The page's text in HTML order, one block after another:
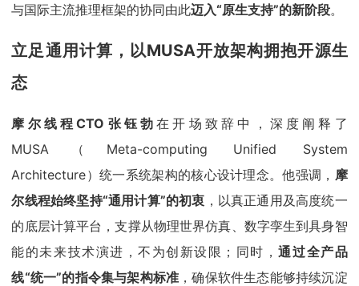
与国际主流推理框架的协同由此迈入“原生支持”的新阶段。
立足通用计算， 以MUSA开放架构拥抱开源生
态
摩尔线程CTO张钰勃在开场致辞中，深度阐释了
MUSA（Meta-computing Unified System
Architecture）统一系统架构的核心设计理念。他强调， 摩
尔线程始终坚持“通用计算”的初衷 ，以真正通用及高度统一
的底层计算平台，支撑从物理世界仿真、数字孪生到具身智
能的未来技术演进，不为创新设限；同时，通过全产品
线“统一”的指令集与架构标准 ，确保软件生态能够持续沉淀